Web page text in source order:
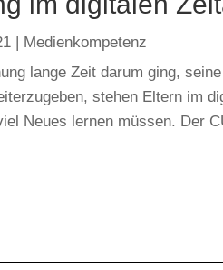
Medienkompetenz
lange Zeit darum ging,
stehen Eltern im
Neues lernen müssen. Der